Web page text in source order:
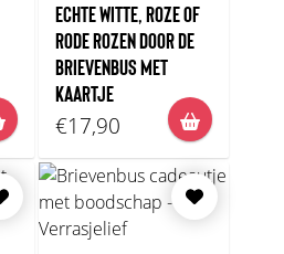
ECHTE WITTE, ROZE OF
RODE ROZEN DOOR DE
BRIEVENBUS MET
KAARTJE
€17,90